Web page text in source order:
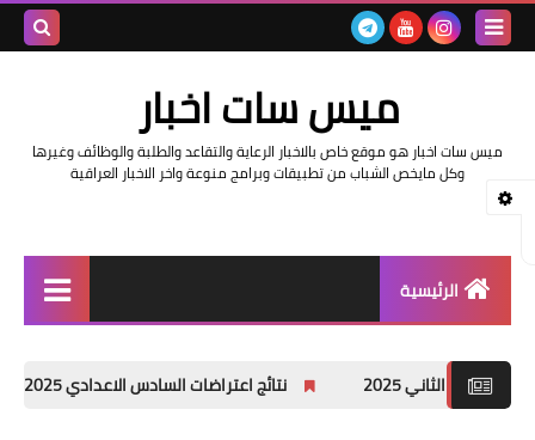
ميس سات اخبار
ميس سات اخبار هو موقع خاص بالاخبار الرعاية والتقاعد والطلبة والوظائف وغيرها
وكل مايخص الشباب من تطبيقات وبرامج منوعة واخر الاخبار العراقية
الرئيسية
اخبار وزارة التربية والتعليم
نتائج اعتراضات السادس الاعدادي 2025 الدور الأول جميع المحافظات